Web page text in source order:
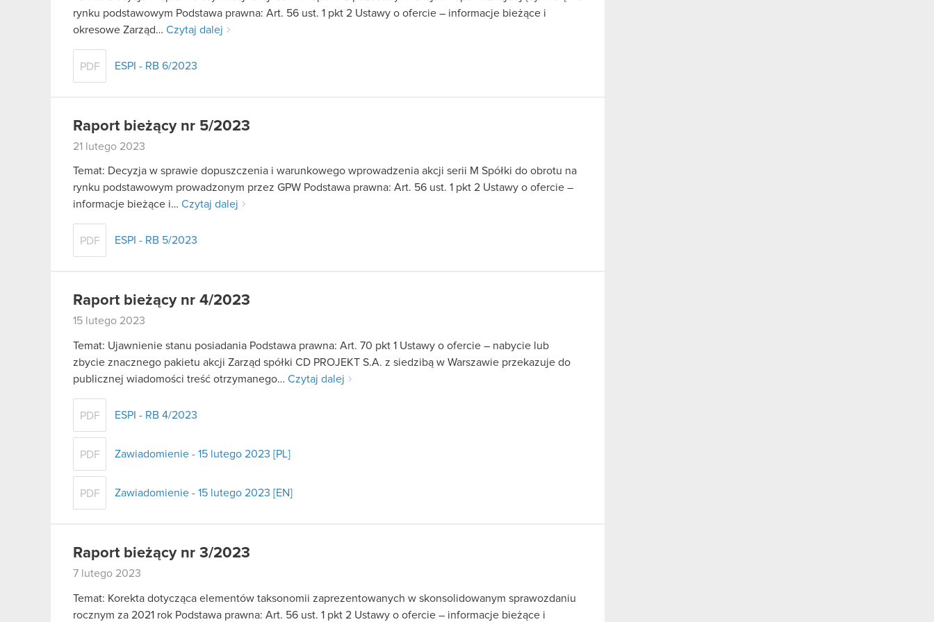
rynku podstawowym Podstawa prawna: Art. 56 ust. 1 pkt 2 Ustawy o ofercie – informacje bieżące i
okresowe Zarząd… Czytaj dalej
PDF ESPI - RB 6/2023
Raport bieżący nr 5/2023
21 lutego 2023
Temat: Decyzja w sprawie dopuszczenia i warunkowego wprowadzenia akcji serii M Spółki do obrotu na
rynku podstawowym prowadzonym przez GPW Podstawa prawna: Art. 56 ust. 1 pkt 2 Ustawy o ofercie –
informacje bieżące i… Czytaj dalej
PDF ESPI - RB 5/2023
Raport bieżący nr 4/2023
15 lutego 2023
Temat: Ujawnienie stanu posiadania Podstawa prawna: Art. 70 pkt 1 Ustawy o ofercie – nabycie lub
zbycie znacznego pakietu akcji Zarząd spółki CD PROJEKT S.A. z siedzibą w Warszawie przekazuje do
publicznej wiadomości treść otrzymanego… Czytaj dalej
PDF ESPI - RB 4/2023
PDF Zawiadomienie - 15 lutego 2023 [PL]
PDF Zawiadomienie - 15 lutego 2023 [EN]
Raport bieżący nr 3/2023
7 lutego 2023
Temat: Korekta dotycząca elementów taksonomii zaprezentowanych w skonsolidowanym sprawozdaniu
rocznym za 2021 rok Podstawa prawna: Art. 56 ust. 1 pkt 2 Ustawy o ofercie – informacje bieżące i